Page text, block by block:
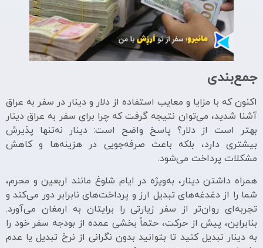
جمع‌بندی
اکنون که با مزایا و معایب استفاده از دلار و دینار در سفر به عراق
آشنا شدید، می‌توان نتیجه گرفت که چرا برای سفر به عراق دینار
بهتر است از دلار؟ پاسخ واضح است: دینار نه‌تنها پذیرش
بیشتری دارد، بلکه باعث صرفه‌جویی در هزینه‌ها و کاهش
مشکلات پرداخت می‌شود.
همراه داشتن دینار، به‌ویژه در ایام شلوغ مانند اربعین و محرم،
شما را از دغدغه‌های تبدیل ارز و پرداخت‌های نابرابر دور می‌کند و
تجربه‌ای روان‌تر از سفر زیارتی را برایتان به ارمغان می‌آورد.
بنابراین، پیش از حرکت، حتماً بخشی عمده از بودجه سفر خود را
به دینار تبدیل کنید تا بتوانید بدون نگرانی از نرخ تبدیل یا عدم